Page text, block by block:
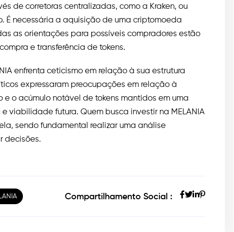
de corretoras centralizadas, como a Kraken, ou
É necessária a aquisição de uma criptomoeda
as orientações para possíveis compradores estão
e transferência de tokens.
enfrenta ceticismo em relação à sua estrutura
expressaram preocupações em relação à
o acúmulo notável de tokens mantidos em uma
viabilidade futura. Quem busca investir na MELANIA
sendo fundamental realizar uma análise
decisões.
Compartilhamento Social :